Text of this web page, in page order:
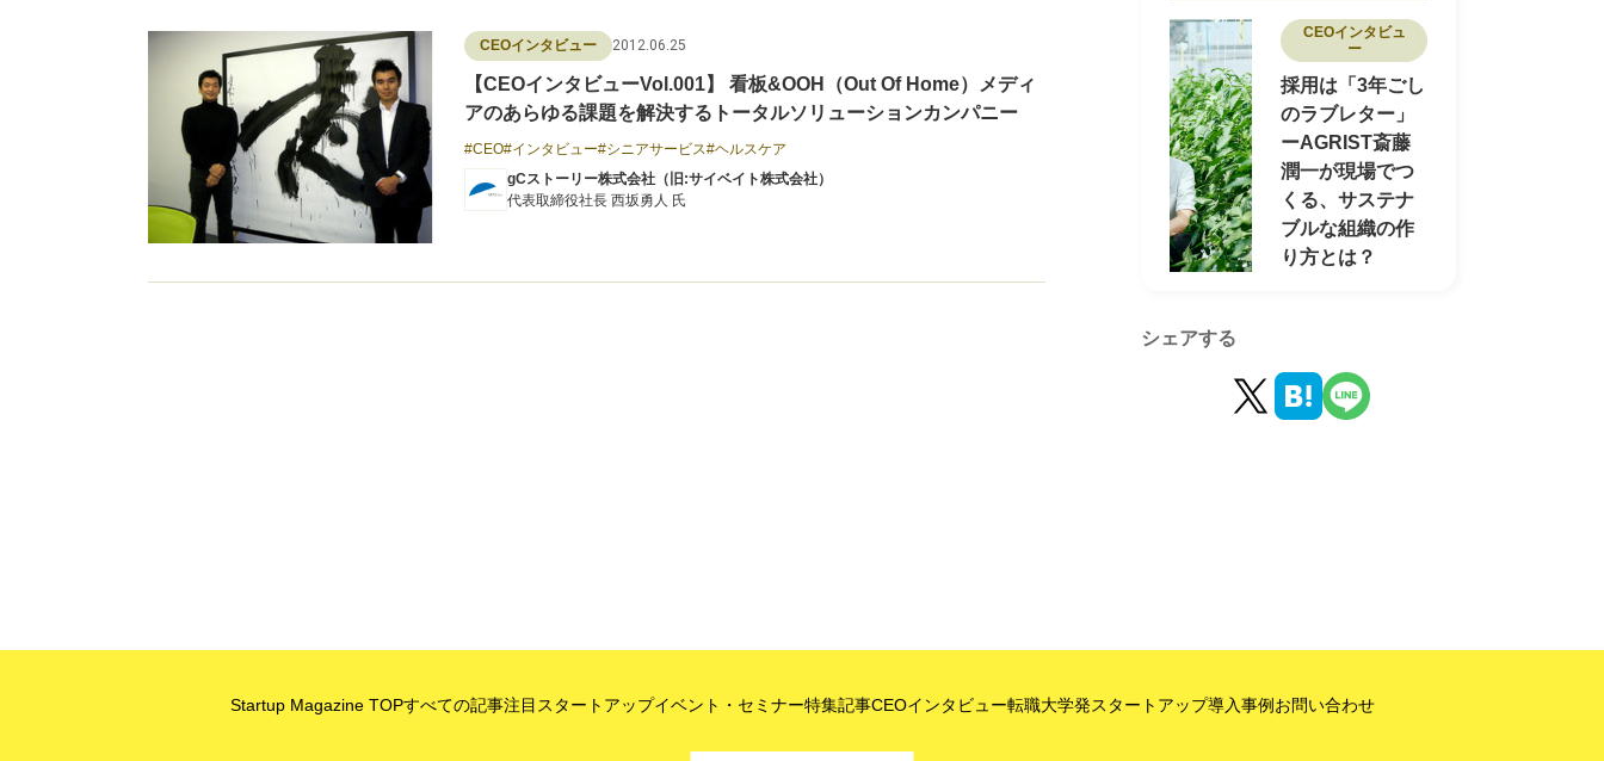
CEOインタビュー 2012.06.25
【CEOインタビューVol.001】 看板&OOH（Out Of Home）メディ
アのあらゆる課題を解決するトータルソリューションカンパニー
CEO インタビュー シニアサービス ヘルスケア
gCストーリー株式会社（旧:サイベイト株式会社）
代表取締役社長 西坂勇人 氏
CEOインタビュ
ー
採用は「3年ごし
のラブレター」
ーAGRIST斎藤
潤一が現場でつ
くる、サステナ
ブルな組織の作
り方とは？
シェアする
Startup Magazine TOPすべての記事注目スタートアップイベント・セミナー特集記事CEOインタビュー転職大学発スタートアップ導入事例 お問い合わせ